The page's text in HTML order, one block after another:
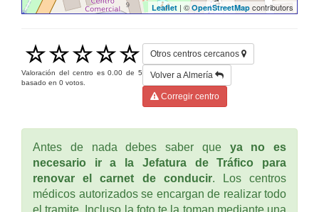
Leaflet | © OpenStreetMap contributors
Valoración del centro es0.00 de5
basado en 0 votos.
Otros centros cercanos
Volver a Almería
Corregir centro
Antes de nada debes saber que ya no es
necesario ir a la Jefatura de Tráfico para
renovar el carnet de conducir. Los centros
médicos autorizados se encargan de realizar todo
el tramite. Incluso la foto te la toman mediante una